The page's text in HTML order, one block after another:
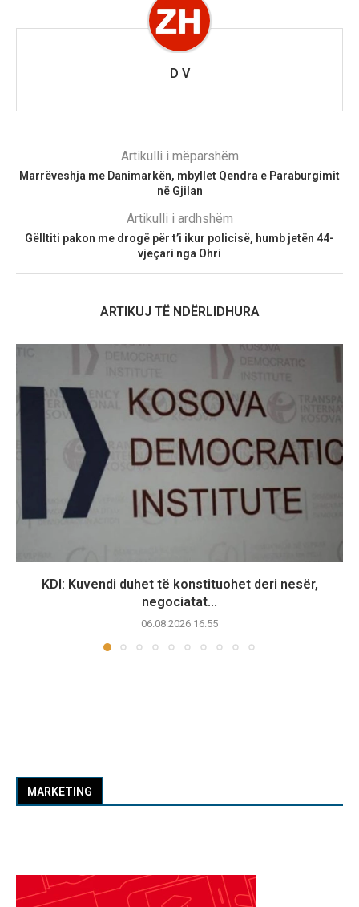
D V
Artikulli i mëparshëm
Marrëveshja me Danimarkën, mbyllet Qendra e Paraburgimit
në Gjilan
Artikulli i ardhshëm
Gëlltiti pakon me drogë për t’i ikur policisë, humb jetën 44-
vjeçari nga Ohri
ARTIKUJ TË NDËRLIDHURA
KDI: Kuvendi duhet të konstituohet deri nesër,
negociatat...
06.08.2026 16:55
MARKETING